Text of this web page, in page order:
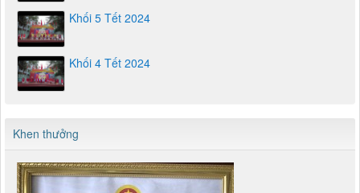
Khối 5 Tết 2024
Khối 4 Tết 2024
Khen thưởng